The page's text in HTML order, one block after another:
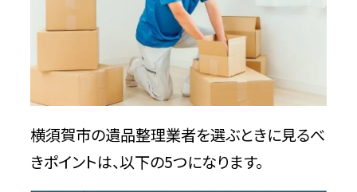
横須賀市の遺品整理業者を選ぶときに見るべ
きポイントは、以下の5つになります。